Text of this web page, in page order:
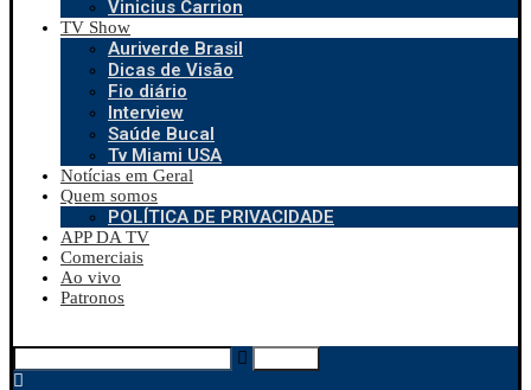
Vinicius Carrion
TV Show
Auriverde Brasil
Dicas de Visão
Fio diário
Interview
Saúde Bucal
Tv Miami USA
Notícias em Geral
Quem somos
POLÍTICA DE PRIVACIDADE
APP DA TV
Comerciais
Ao vivo
Patronos